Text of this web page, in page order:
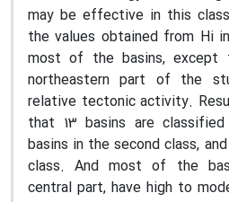
may be effective in this
the values obtained from Hi
most of the basins,
northeastern part of the
relative tectonic activity.
that 13 basins are
basins in the second class,
class. And most of the
central part, have high to